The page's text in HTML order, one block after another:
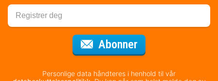
Abonner
Personlige data håndteres i henhold til vår